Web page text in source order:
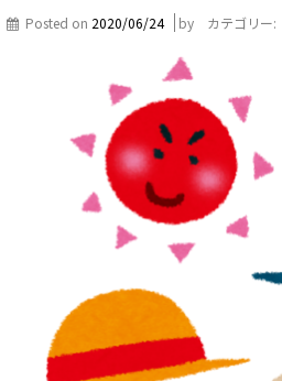
Posted on 2020/06/24 by カテゴリー: